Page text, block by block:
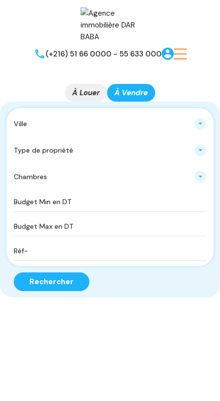
(+216) 51 66 0000 - 55 633 000
À Louer À Vendre
Ville
Type de propriété
Chambres
Rechercher